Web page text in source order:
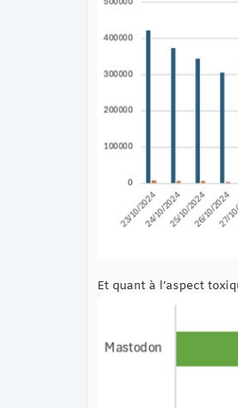
Et quant à l’aspect